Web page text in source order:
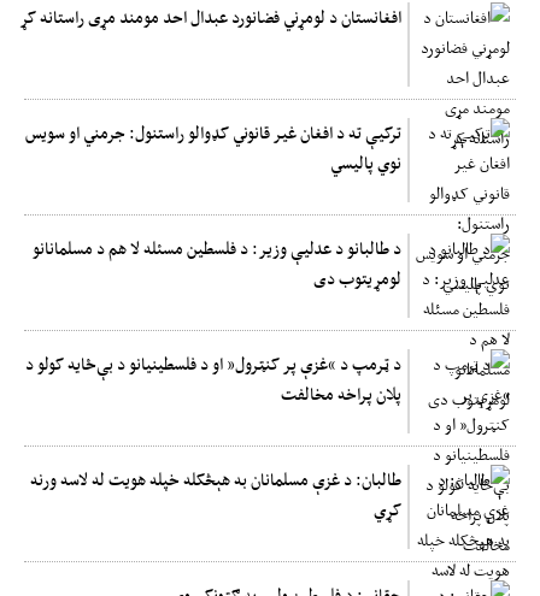
افغانستان د لومړني فضانورد عبدال احد مومند مړی راستانه کړ
ترکیې ته د افغان غیر قانوني کډوالو راستنول: جرمني او سویس
نوي پالیسي
د طالبانو د عدلیې وزیر: د فلسطین مسئله لا هم د مسلمانانو
لومړیتوب دی
د ټرمپ د “غزې پر کنټرول” او د فلسطینیانو د بې‌ځایه کولو د
پلان پراخه مخالفت
طالبان: د غزې مسلمانان به هېڅکله خپله هویت له لاسه ورنه
کړي